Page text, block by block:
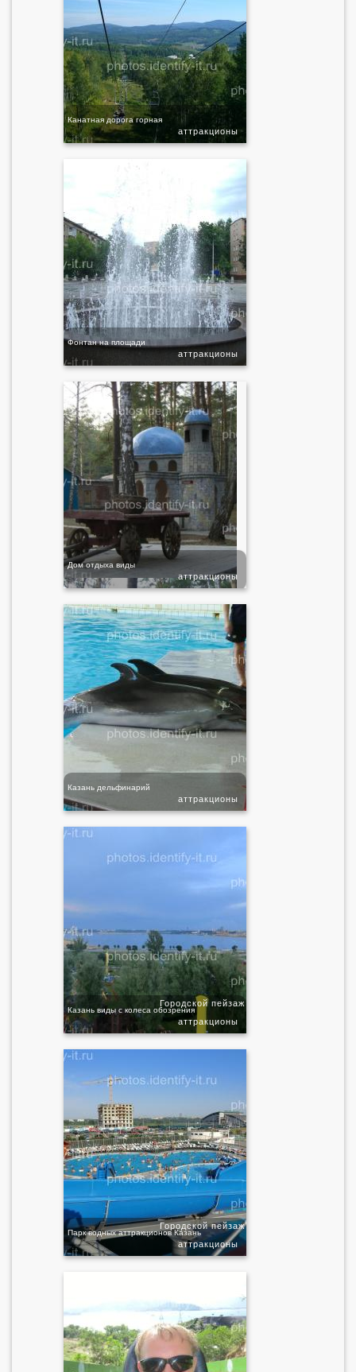
Канатная дорога горная
аттракционы
Фонтан на площади
аттракционы
Дом отдыха виды
аттракционы
Казань дельфинарий
аттракционы
Казань виды с колеса обозрения
Городской пейзаж
аттракционы
Парк водных аттракционов Казань
Городской пейзаж
аттракционы